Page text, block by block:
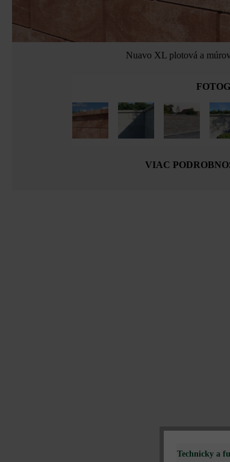
Nuavo XL plotová a
VIAC
Technicky a